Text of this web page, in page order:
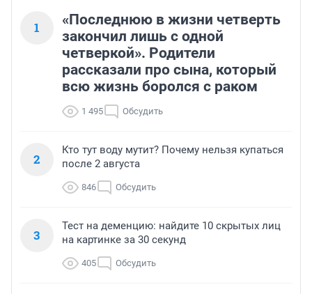
1
«Последнюю в жизни четверть
закончил лишь с одной
четверкой». Родители
рассказали про сына, который
всю жизнь боролся с раком
1 495 Обсудить
2
Кто тут воду мутит? Почему нельзя купаться
после 2 августа
846 Обсудить
3
Тест на деменцию: найдите 10 скрытых лиц
на картинке за 30 секунд
405 Обсудить